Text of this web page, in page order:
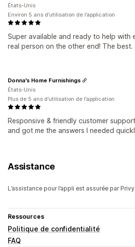
Super available and ready to help with
real person on the other end! The best.
États-Unis
Environ 5 ans d’utilisation de l’application
Responsive & friendly customer
and got me the answers I needed
Donna's Home Furnishings
États-Unis
Plus de 5 ans d’utilisation de l’application
Assistance
L’assistance pour l’appli est assurée par
Ressources
Politique de confidentialité
FAQ